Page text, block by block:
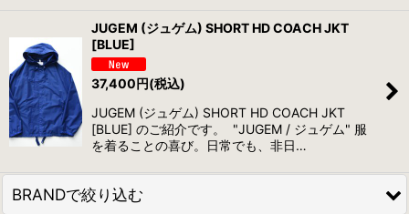
JUGEM (ジュゲム) SHORT HD COACH JKT
[BLUE]
37,400円(税込)
JUGEM (ジュゲム) SHORT HD COACH JKT
[BLUE] のご紹介です。 "JUGEM / ジュゲム" 服
を着ることの喜び。日常でも、非日…
BRANDで絞り込む